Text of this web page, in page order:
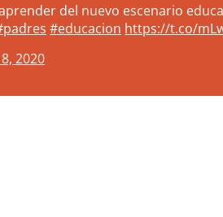
del nuevo escenario
#educacion https://t.co/
2020